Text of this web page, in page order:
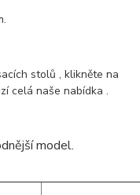
stolů , klikněte na
celá naše nabídka .
model.